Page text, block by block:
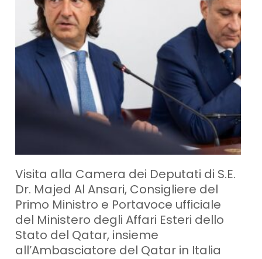
Visita alla Camera dei Deputati di S.E.
Dr. Majed Al Ansari, Consigliere del
Primo Ministro e Portavoce ufficiale
del Ministero degli Affari Esteri dello
Stato del Qatar, insieme
all’Ambasciatore del Qatar in Italia